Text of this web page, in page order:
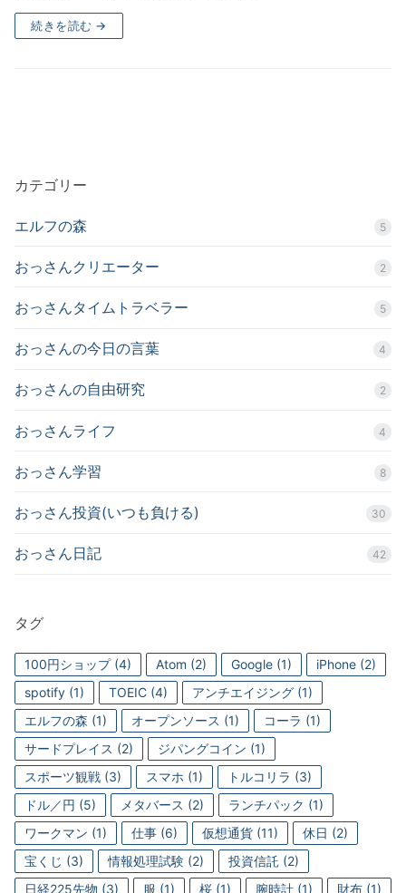
続きを読む →
カテゴリー
エルフの森 5
おっさんクリエーター 2
おっさんタイムトラベラー 5
おっさんの今日の言葉 4
おっさんの自由研究 2
おっさんライフ 4
おっさん学習 8
おっさん投資(いつも負ける) 30
おっさん日記 42
タグ
100円ショップ(4) Atom (2) Google (1) iPhone (2)
spotify (1) TOEIC (4) アンチエイジング (1)
エルフの森 (1) オープンソース (1) コーラ (1)
サードプレイス (2) ジパングコイン (1)
スポーツ観戦 (3) スマホ (1) トルコリラ (3)
ドル／円 (5) メタバース (2) ランチパック (1)
ワークマン (1) 仕事 (6) 仮想通貨 (11) 休日 (2)
宝くじ (3) 情報処理試験 (2) 投資信託 (2)
日経225先物 (3) 服 (1) 桜 (1) 腕時計 (1) 財布 (1)